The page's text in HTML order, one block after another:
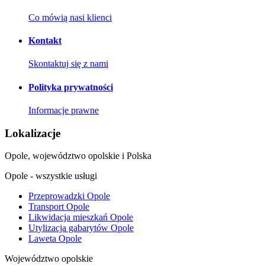
Co mówią nasi klienci
Kontakt
Skontaktuj się z nami
Polityka prywatności
Informacje prawne
Lokalizacje
Opole, województwo opolskie i Polska
Opole - wszystkie usługi
Przeprowadzki Opole
Transport Opole
Likwidacja mieszkań Opole
Utylizacja gabarytów Opole
Laweta Opole
Województwo opolskie